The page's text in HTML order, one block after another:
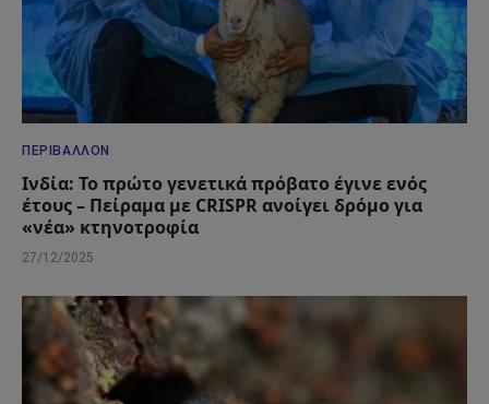
ΠΕΡΙΒΆΛΛΟΝ
Ινδία: Το πρώτο γενετικά πρόβατο έγινε ενός
έτους – Πείραμα με CRISPR ανοίγει δρόμο για
«νέα» κτηνοτροφία
27/12/2025